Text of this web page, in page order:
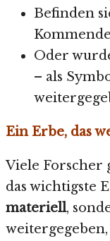
Befinden
Oder
– als
Ein Erbe, das
Viele Forscher
das wichtigste
materiell,